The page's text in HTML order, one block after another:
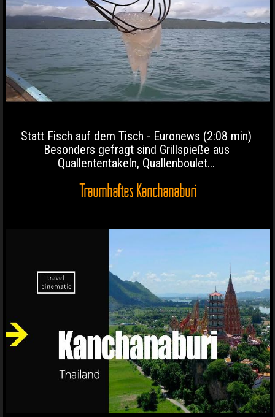
Statt Fisch auf dem Tisch - Euronews (2:08 min)
Besonders gefragt sind Grillspieße aus
Quallententakeln, Quallenboulet...
Traumhaftes Kanchanaburi